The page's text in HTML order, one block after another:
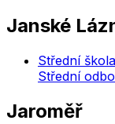
Janské
Střední
Střední
Jaroměř